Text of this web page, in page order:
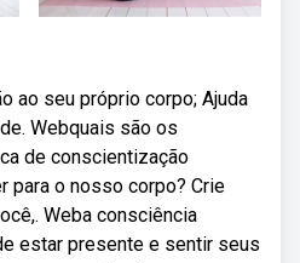
ao seu próprio corpo; Ajuda
Webquais são os
de conscientização
para o nosso corpo? Crie
Weba consciência
estar presente e sentir seus